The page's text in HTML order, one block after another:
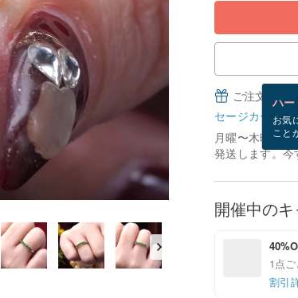
ハー
お気
こと
ご注文完了
セージカードと
月曜〜木曜に
発送します。
開催中の
1点
割引